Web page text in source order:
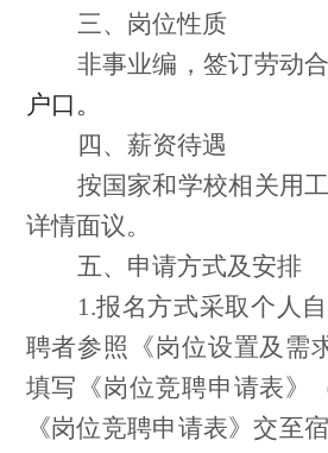
三、岗位性质
非事业编，签订劳动
户口。
四、薪资待遇
按国家和学校相关用
详情面议。
五、申请方式及安排
1.报名方式采取个人
聘者参照《岗位设置及需
填写《岗位竞聘申请表》
《岗位竞聘申请表》交至